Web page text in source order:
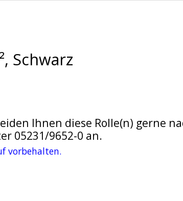
Schwarz
Ihnen diese Rolle(n) gerne
05231/9652-0 an.
vorbehalten.